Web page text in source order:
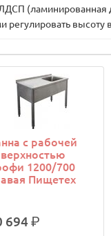
(ламинированная
высоту
с рабочей
1200/700
Пищетех
694р.